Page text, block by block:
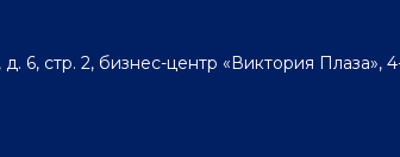
д. 6, стр. 2, бизнес-центр «Виктория Плаза»,